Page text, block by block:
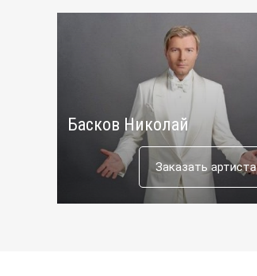
Басков Николай
Заказать артиста